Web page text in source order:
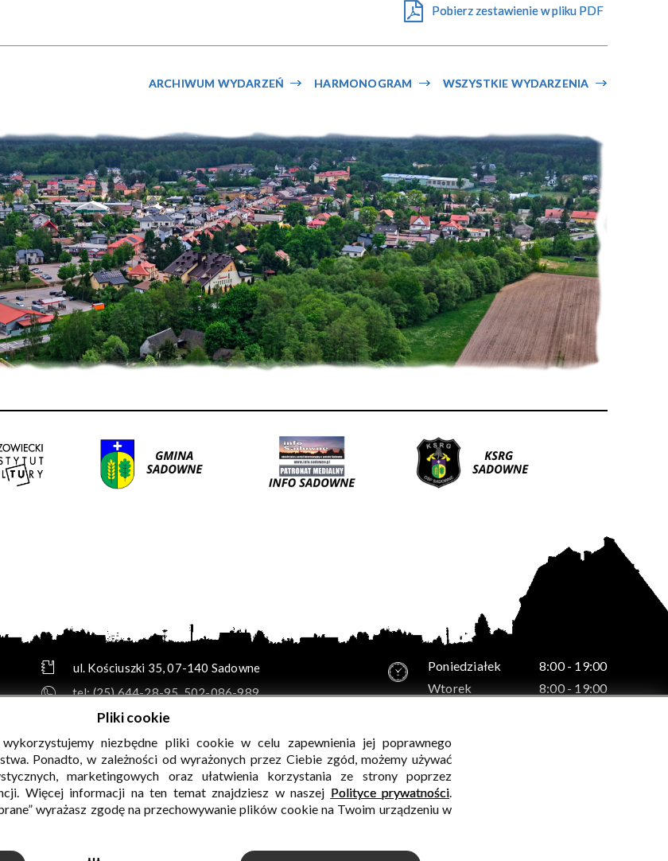
Miejsce
Pobierz zestawienie w pliku PDF
WSZYSTKIE WYDARZENIA
HARMONOGRAM
ARCHIWUM WYDARZEŃ
ul. Kościuszki 35, 07-140 Sadowne
tel:(25) 644-28-95,502-086-989
e-mail:biuro@gok.sadowne.pl
skrytka e-PUAP: /GOKsadowne/SkrytkaESP
adres do e-Doręczeń: AE:PL-49114-13356-HARBR-12
PEŁNE DANE TELEADRESOWE »
Poniedziałek
8:00 - 19:00
Wtorek
8:00 - 19:00
Piątek
Pliki cookie
niezbędne pliki cookie w celu zapewnienia jej poprawnego
Ponadto, w zależności od wyrażonych przez Ciebie zgód, możemy używać
marketingowych oraz ułatwienia korzystania ze strony poprzez
Więcej informacji na ten temat znajdziesz w naszej Polityce prywatności.
wyrażasz zgodę na przechowywanie plików cookie na Twoim urządzeniu w